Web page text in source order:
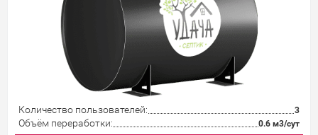
Количество пользователей: 3
Объём переработки: 0.6 м3/сут